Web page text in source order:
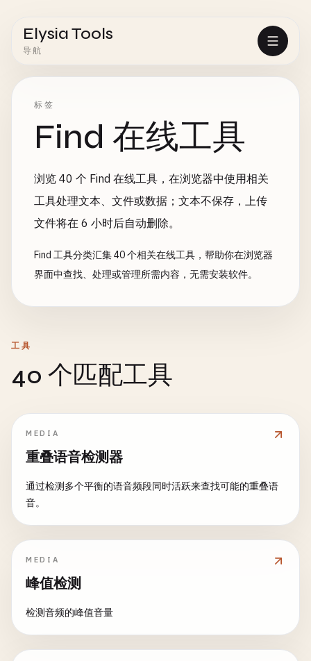
Elysia Tools
导航
标签
Find 在线工具
浏览 40 个 Find 在线工具，在浏览器中使用相关
工具处理文本、文件或数据；文本不保存，上传
文件将在 6 小时后自动删除。
Find 工具分类汇集 40 个相关在线工具，帮助你在浏览器
界面中查找、处理或管理所需内容，无需安装软件。
工具
40 个匹配工具
MEDIA
重叠语音检测器
通过检测多个平衡的语音频段同时活跃来查找可能的重叠语
音。
MEDIA
峰值检测
检测音频的峰值音量